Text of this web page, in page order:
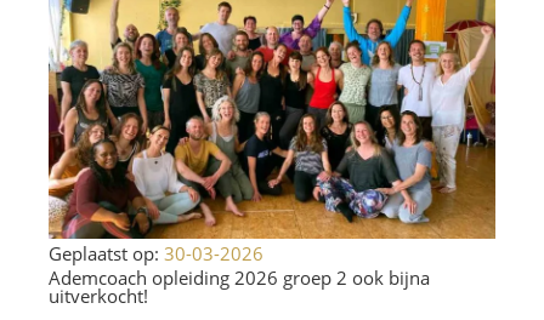
Geplaatst op: 30-03-2026
Ademcoach opleiding 2026 groep 2 ook bijna
uitverkocht!